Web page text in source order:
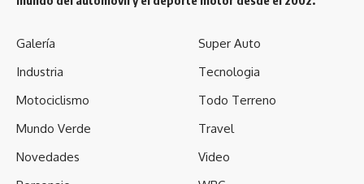
Galería
Industria
Motociclismo
Mundo Verde
Novedades
Super Auto
Tecnologia
Todo Terreno
Travel
Video